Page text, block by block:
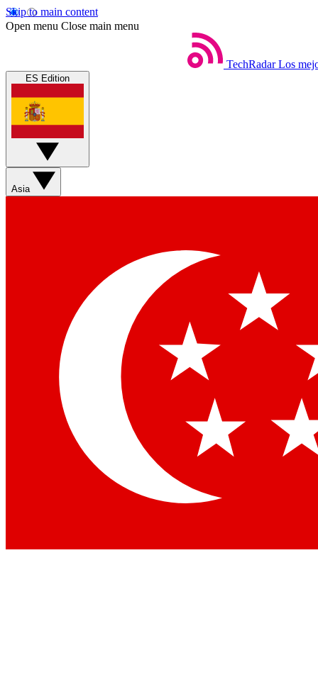
Skip to main content
Open menu Close main menu
TechRadar Los
ES Edition
Asia